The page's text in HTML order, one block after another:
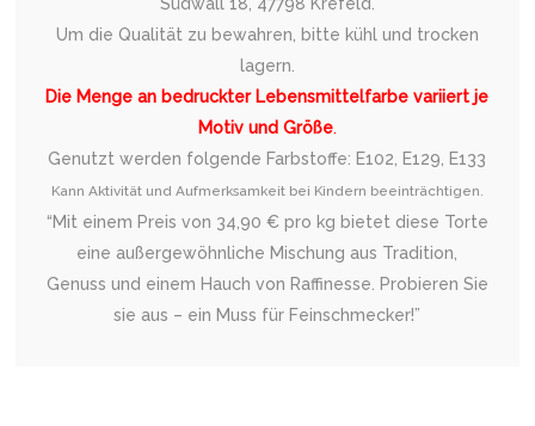
Um die Qualität zu bewahren, bitte kühl und trocken
lagern.
Die Menge an bedruckter Lebensmittelfarbe variiert je
Motiv und Größe.
Genutzt werden folgende Farbstoffe: E102, E129, E133
Kann Aktivität und Aufmerksamkeit bei Kindern beeinträchtigen.
“Mit einem Preis von 34,90 € pro kg bietet diese Torte
eine außergewöhnliche Mischung aus Tradition,
Genuss und einem Hauch von Raffinesse. Probieren Sie
sie aus – ein Muss für Feinschmecker!”